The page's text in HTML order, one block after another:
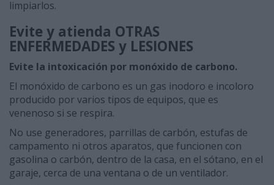
limpiarlos.
Evite y atienda OTRAS
ENFERMEDADES y LESIONES
Evite la intoxicación por monóxido de carbono.
El monóxido de carbono es un gas inodoro e incoloro
producido por varios tipos de equipos, que es
venenoso si se respira.
No use generadores, parrillas de carbón, estufas de
campamento ni otros aparatos, que funcionen con
gasolina o carbón, dentro de la casa, en el sótano, en el
garaje, cerca de una ventana o de un ventilador.